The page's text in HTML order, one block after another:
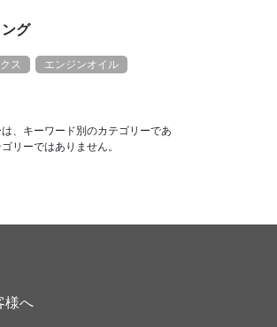
グ
ス エンジンオイル
、キーワード別のカテゴリーであ
リーではありません。
様へ